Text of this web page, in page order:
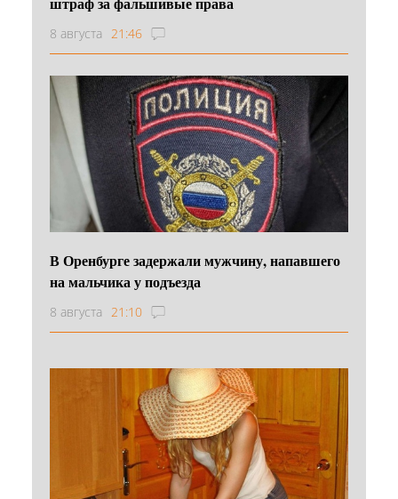
8 августа 21:46
В Оренбурге задержали мужчину, напавшего
на мальчика у подъезда
8 августа 21:10